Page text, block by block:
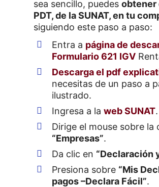
sea sencillo, puedes obtener
PDT, de la SUNAT, en tu
siguiendo este paso a paso:
Entra a página de
Formulario 621 IGV
Descarga el pdf
necesitas de un paso a
ilustrado.
Ingresa a la web SUNAT.
Dirige el mouse sobre la
“Empresas”.
Da clic en “Declaración
Presiona sobre “Mis
pagos –Declara Fácil”.